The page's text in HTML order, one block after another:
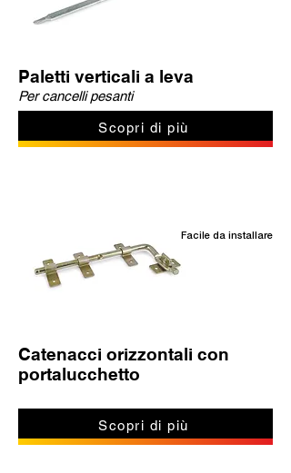
Paletti verticali a leva
Per cancelli pesanti
Scopri di più
Facile da installare
Catenacci orizzontali con
portalucchetto
Scopri di più